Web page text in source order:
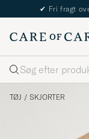
Søg
TØJ / SKJORTER